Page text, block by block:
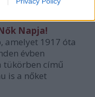
Napja!
amelyet 1917 óta
évben
tükörben című
is a nőket